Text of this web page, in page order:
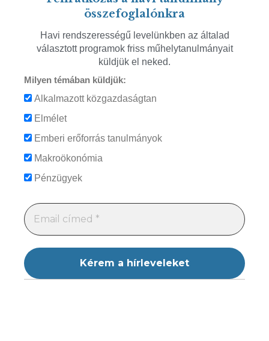
összefoglalónkra
Havi rendszerességű levelünkben az általad
választott programok friss műhelytanulmányait
küldjük el neked.
Milyen témában küldjük:
Alkalmazott közgazdaságtan
Elmélet
Emberi erőforrás tanulmányok
Makroökonómia
Pénzügyek